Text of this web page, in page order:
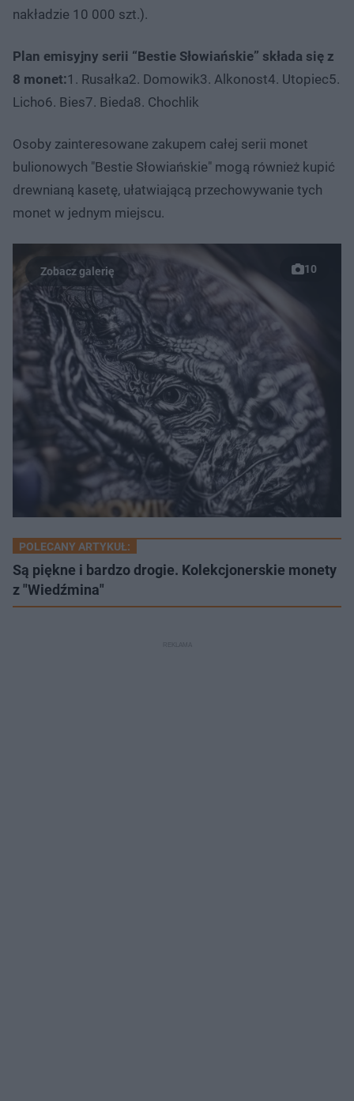
nakładzie 10 000 szt.).
Plan emisyjny serii “Bestie Słowiańskie” składa się z
8 monet:1. Rusałka2. Domowik3. Alkonost4. Utopiec5.
Licho6. Bies7. Bieda8. Chochlik
Osoby zainteresowane zakupem całej serii monet
bulionowych "Bestie Słowiańskie" mogą również kupić
drewnianą kasetę, ułatwiającą przechowywanie tych
monet w jednym miejscu.
10
POLECANY ARTYKUŁ:
Są piękne i bardzo drogie. Kolekcjonerskie monety
z "Wiedźmina"